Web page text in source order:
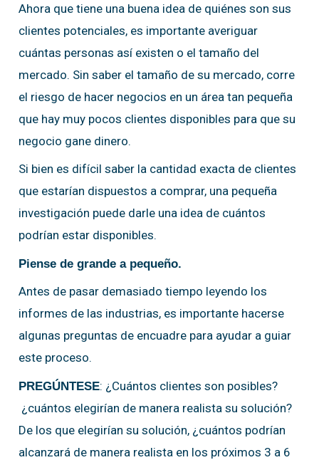
Ahora que tiene una buena idea de quiénes son sus
clientes potenciales, es importante averiguar
cuántas personas así existen o el tamaño del
mercado. Sin saber el tamaño de su mercado, corre
el riesgo de hacer negocios en un área tan pequeña
que hay muy pocos clientes disponibles para que su
negocio gane dinero.
Si bien es difícil saber la cantidad exacta de clientes
que estarían dispuestos a comprar, una pequeña
investigación puede darle una idea de cuántos
podrían estar disponibles.
Piense de grande a pequeño.
Antes de pasar demasiado tiempo leyendo los
informes de las industrias, es importante hacerse
algunas preguntas de encuadre para ayudar a guiar
este proceso.
PREGÚNTESE: ¿Cuántos clientes son posibles?
¿cuántos elegirían de manera realista su solución?
De los que elegirían su solución, ¿cuántos podrían
alcanzará de manera realista en los próximos 3 a 6